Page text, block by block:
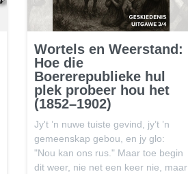
Wortels en Weerstand:
Hoe die
Boererepublieke hul
plek probeer hou het
(1852–1902)
Jy't ’n nuwe tuiste gevind, jy’t ’n
gemeenskap gebou, en jy glo:
"Nou kan ons rus." Maar toe begin
dit weer, nie net een keer nie, maar